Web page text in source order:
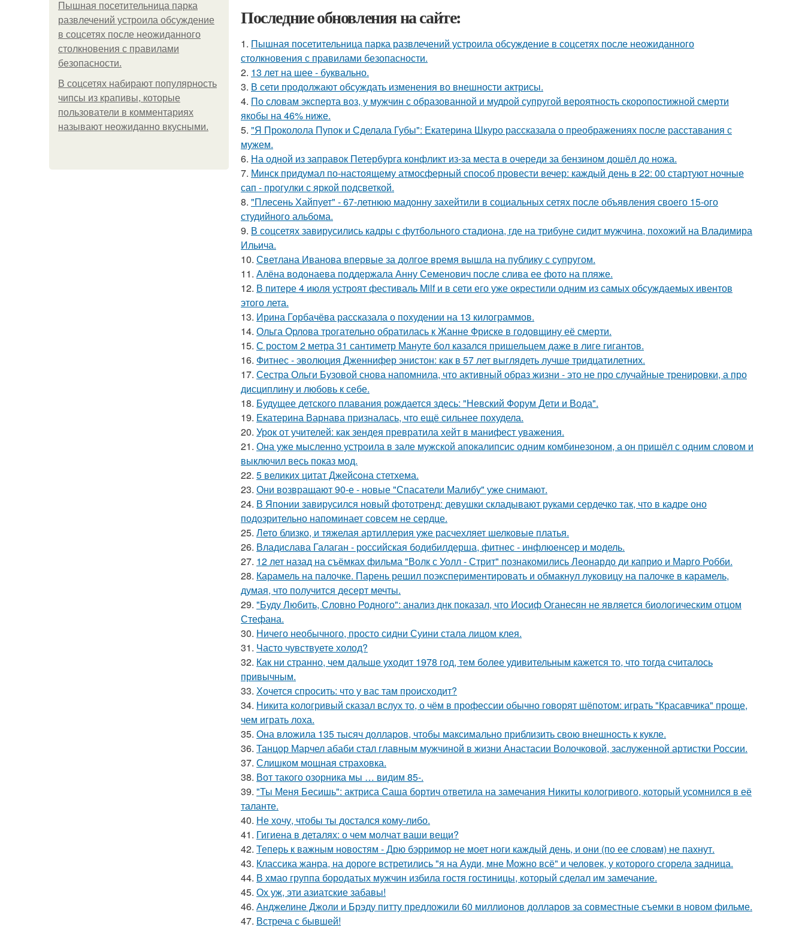
Пышная посетительница парка
развлечений устроила обсуждение
в соцсетях после неожиданного
столкновения с правилами
безопасности.
В соцсетях набирают популярность
чипсы из крапивы, которые
пользователи в комментариях
называют неожиданно вкусными.
Последние обновления на сайте:
1. Пышная посетительница парка развлечений устроила обсуждение в соцсетях после неожиданного
столкновения с правилами безопасности.
2. 13 лет на шее - буквально.
3. В сети продолжают обсуждать изменения во внешности актрисы.
4. По словам эксперта воз, у мужчин с образованной и мудрой супругой вероятность скоропостижной смерти
якобы на 46% ниже.
5. "Я Проколола Пупок и Сделала Губы": Екатерина Шкуро рассказала о преображениях после расставания с
мужем.
6. На одной из заправок Петербурга конфликт из-за места в очереди за бензином дошёл до ножа.
7. Минск придумал по-настоящему атмосферный способ провести вечер: каждый день в 22: 00 стартуют ночные
сап - прогулки с яркой подсветкой.
8. "Плесень Хайпует" - 67-летнюю мадонну захейтили в социальных сетях после объявления своего 15-ого
студийного альбома.
9. В соцсетях завирусились кадры с футбольного стадиона, где на трибуне сидит мужчина, похожий на Владимира
Ильича.
10. Светлана Иванова впервые за долгое время вышла на публику с супругом.
11. Алёна водонаева поддержала Анну Семенович после слива ее фото на пляже.
12. В питере 4 июля устроят фестиваль Milf и в сети его уже окрестили одним из самых обсуждаемых ивентов
этого лета.
13. Ирина Горбачёва рассказала о похудении на 13 килограммов.
14. Ольга Орлова трогательно обратилась к Жанне Фриске в годовщину её смерти.
15. С ростом 2 метра 31 сантиметр Мануте бол казался пришельцем даже в лиге гигантов.
16. Фитнес - эволюция Дженнифер энистон: как в 57 лет выглядеть лучше тридцатилетних.
17. Сестра Ольги Бузовой снова напомнила, что активный образ жизни - это не про случайные тренировки, а про
дисциплину и любовь к себе.
18. Будущее детского плавания рождается здесь: "Невский Форум Дети и Вода".
19. Екатерина Варнава призналась, что ещё сильнее похудела.
20. Урок от учителей: как зендея превратила хейт в манифест уважения.
21. Она уже мысленно устроила в зале мужской апокалипсис одним комбинезоном, а он пришёл с одним словом и
выключил весь показ мод.
22. 5 великих цитат Джейсoна стетхема.
23. Они возвращают 90-е - новые "Спасатели Малибу" уже снимают.
24. В Японии завирусился новый фототренд: девушки складывают руками сердечко так, что в кадре оно
подозрительно напоминает совсем не сердце.
25. Лето близко, и тяжелая артиллерия уже расчехляет шелковые платья.
26. Владислава Галаган - российская бодибилдерша, фитнес - инфлюенсер и модель.
27. 12 лет назад на съёмках фильма "Волк с Уолл - Стрит" познакомились Леонардо ди каприо и Марго Робби.
28. Карамель на палочке. Парень решил поэкспериментировать и обмакнул луковицу на палочке в карамель,
думая, что получится десерт мечты.
29. "Буду Любить, Словно Родного": анализ днк показал, что Иосиф Оганесян не является биологическим отцом
Стефана.
30. Ничего необычного, просто сидни Суини стала лицом клея.
31. Часто чувствуете холод?
32. Как ни странно, чем дальше уходит 1978 год, тем более удивительным кажется то, что тогда считалось
привычным.
33. Хочется спросить: что у вас там происходит?
34. Никита кологривый сказал вслух то, о чём в профессии обычно говорят шёпотом: играть "Красавчика" проще,
чем играть лоха.
35. Она вложила 135 тысяч долларов, чтобы максимально приблизить свою внешность к кукле.
36. Танцор Марчел абаби стал главным мужчиной в жизни Анастасии Волочковой, заслуженной артистки России.
37. Слишком мощная страховка.
38. Вот такого озорника мы … видим 85-.
39. "Ты Меня Бесишь": актриса Саша бортич ответила на замечания Никиты кологривого, который усомнился в её
таланте.
40. Не хочу, чтобы ты достался кому-либо.
41. Гигиена в деталях: о чем молчат ваши вещи?
42. Теперь к важным новостям - Дрю бэрримор не моет ноги каждый день, и они (по ее словам) не пахнут.
43. Классика жанра, на дороге встретились "я на Ауди, мне Можно всё" и человек, у которого сгорела задница.
44. В хмао группа бородатых мужчин избила гостя гостиницы, который сделал им замечание.
45. Ох уж, эти азиатские забавы!
46. Анджелине Джоли и Брэду питту предложили 60 миллионов долларов за совместные съемки в новом фильме.
47. Встреча с бывшей!